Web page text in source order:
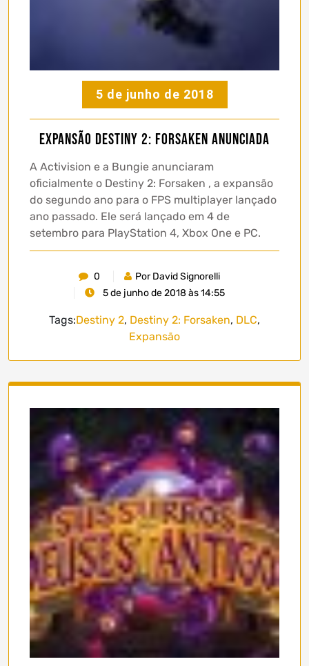
5 de junho de 2018
Expansão Destiny 2: Forsaken anunciada
A Activision e a Bungie anunciaram
oficialmente o Destiny 2: Forsaken , a expansão
do segundo ano para o FPS multiplayer lançado
ano passado. Ele será lançado em 4 de
setembro para PlayStation 4, Xbox One e PC.
0
Por David Signorelli
5 de junho de 2018 às 14:55
Tags:Destiny 2, Destiny 2: Forsaken, DLC,
Expansão